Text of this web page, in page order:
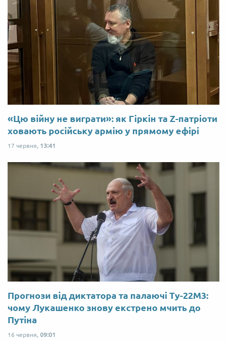
«Цю війну не виграти»: як Гіркін та Z-патріоти
ховають російську армію у прямому ефірі
17 червня, 13:41
Прогнози від диктатора та палаючі Ту-22М3:
чому Лукашенко знову екстрено мчить до
Путіна
16 червня, 09:01